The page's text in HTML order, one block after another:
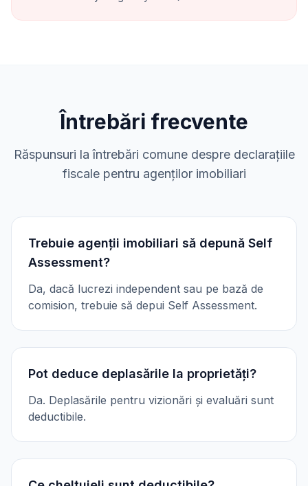
Întrebări frecvente
Răspunsuri la întrebări comune despre declarațiile
fiscale pentru agenților imobiliari
Trebuie agenții imobiliari să depună Self
Assessment?
Da, dacă lucrezi independent sau pe bază de
comision, trebuie să depui Self Assessment.
Pot deduce deplasările la proprietăți?
Da. Deplasările pentru vizionări și evaluări sunt
deductibile.